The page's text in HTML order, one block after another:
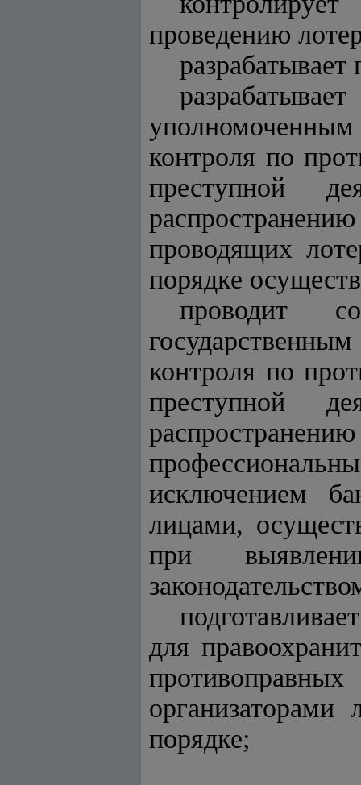
проведению
контроля по
преступной
проводящих
порядке
проводит
контроля по
преступной
исключением
лицами,
при
для
порядке;